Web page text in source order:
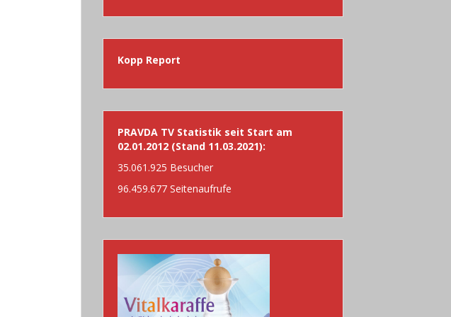
Kopp Report
PRAVDA TV Statistik seit Start am
02.01.2012 (Stand 11.03.2021):
35.061.925 Besucher
96.459.677 Seitenaufrufe